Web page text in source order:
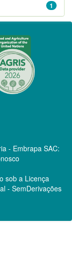
1
- Embrapa SAC:
sob a Licença
- SemDerivações